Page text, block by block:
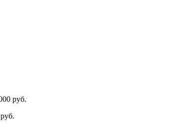
руб.